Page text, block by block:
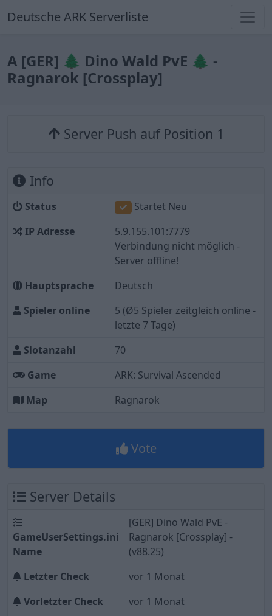
Deutsche ARK Serverliste
A [GER] 🌲 Dino Wald PvE 🌲 -
Ragnarok [Crossplay]
Server Push auf Position 1
Info
Status
Startet Neu
IP Adresse
5.9.155.101:7779
Verbindung nicht möglich -
Server offline!
Hauptsprache
Deutsch
Spieler online
5 (Ø5 Spieler zeitgleich online -
letzte 7 Tage)
Slotanzahl
70
Game
ARK: Survival Ascended
Map
Ragnarok
Vote
Server Details
GameUserSettings.ini
Name
[GER] Dino Wald PvE -
Ragnarok [Crossplay] -
(v88.25)
Letzter Check
vor 1 Monat
Vorletzter Check
vor 1 Monat